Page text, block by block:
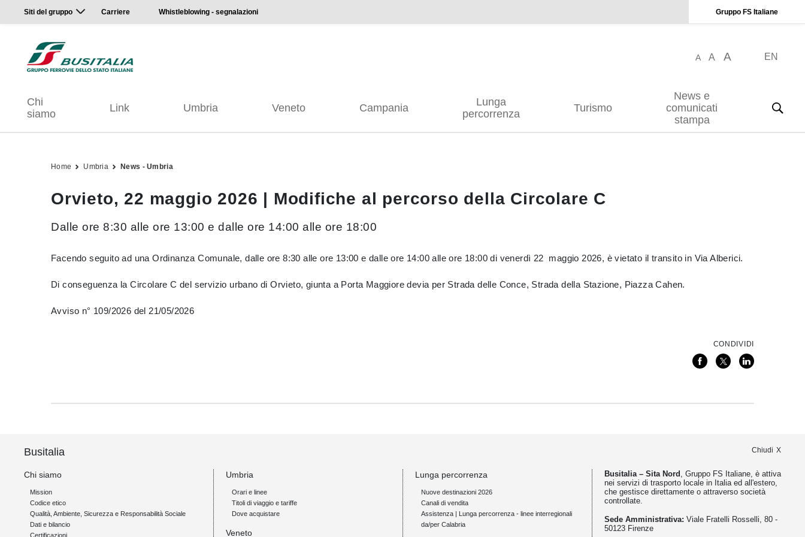
Siti del gruppo Carriere Whistleblowing - segnalazioni Gruppo FS Italiane
A A A EN
Chi
siamo
Link Umbria Veneto Campania
Lunga
percorrenza
Turismo
News e
comunicati
stampa
Home Umbria News - Umbria
Orvieto, 22 maggio 2026 | Modifiche al percorso della Circolare C
Dalle ore 8:30 alle ore 13:00 e dalle ore 14:00 alle ore 18:00
Facendo seguito ad una Ordinanza Comunale, dalle ore 8:30 alle ore 13:00 e dalle ore 14:00 alle ore 18:00 di venerdì 22 maggio 2026, è vietato il transito in Via Alberici.
Di conseguenza la Circolare C del servizio urbano di Orvieto, giunta a Porta Maggiore devia per Strada delle Conce, Strada della Stazione, Piazza Cahen.
Avviso n° 109/2026 del 21/05/2026
CONDIVIDI
Busitalia Chiudi
Chi siamo
Mission
Codice etico
Qualità, Ambiente, Sicurezza e Responsabilità Sociale
Dati e bilancio
Certificazioni
Umbria
Orari e linee
Titoli di viaggio e tariffe
Dove acquistare
Veneto
Lunga percorrenza
Nuove destinazioni 2026
Canali di vendita
Assistenza | Lunga percorrenza - linee interregionali
da/per Calabria
Busitalia – Sita Nord , Gruppo FS Italiane, è attiva
nei servizi di trasporto locale in Italia ed all'estero,
che gestisce direttamente o attraverso società
controllate.
Sede Amministrativa: Viale Fratelli Rosselli, 80 -
50123 Firenze